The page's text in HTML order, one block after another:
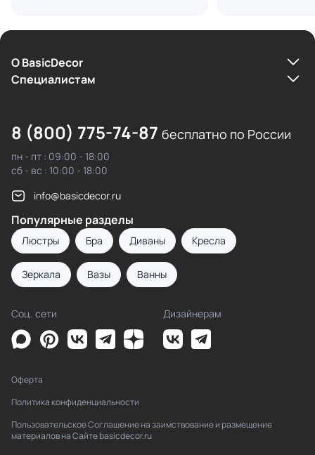
О BasicDecor
Cпециалистам
8 (800) 775-74-87 бесплатно по России
пн - пт : 09:00 - 18:00
сб - вс : 10:00 - 18:00
info@basicdecor.ru
Популярные разделы
Люстры Бра Диваны Кресла
Зеркала Вазы Ванны
Соц. сети Дизайнерам
Оферта
Политика конфиденциальности
Пользовательское Соглашение на заимствование и размещение
материалов на Сайте basicdecor.ru